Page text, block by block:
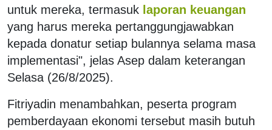
untuk mereka, termasuk laporan keuangan
yang harus mereka pertanggungjawabkan
kepada donatur setiap bulannya selama masa
implementasi", jelas Asep dalam keterangan
Selasa (26/8/2025).
Fitriyadin menambahkan, peserta program
pemberdayaan ekonomi tersebut masih butuh